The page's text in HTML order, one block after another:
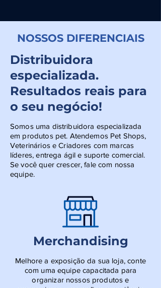
NOSSOS DIFERENCIAIS
Distribuidora
especializada.
Resultados reais para
o seu negócio!
Somos uma distribuidora especializada
em produtos pet. Atendemos Pet Shops,
Veterinários e Criadores com marcas
líderes, entrega ágil e suporte comercial.
Se você quer crescer, fale com nossa
equipe.
Merchandising
Melhore a exposição da sua loja, conte
com uma equipe capacitada para
organizar nossos produtos e